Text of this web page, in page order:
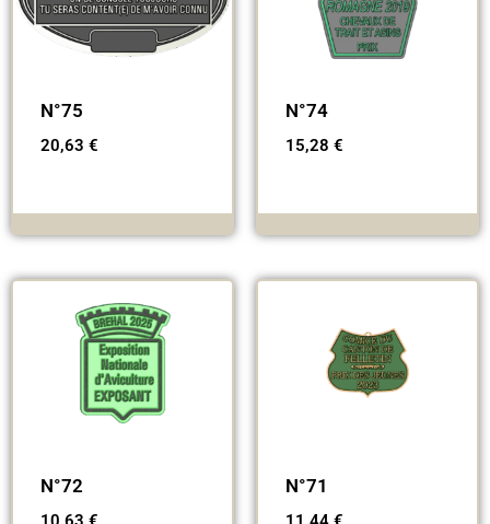
N°75
20,63 €
N°74
15,28 €
N°72 N°71